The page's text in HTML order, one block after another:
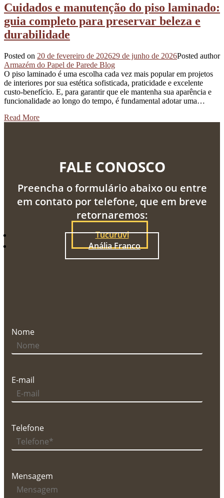
Cuidados e manutenção do piso laminado:
guia completo para preservar beleza e
durabilidade
Posted on 20 de fevereiro de 202629 de junho de 2026Posted author
Armazém do Papel de Parede Blog
O piso laminado é uma escolha cada vez mais popular em projetos
de interiores por sua estética sofisticada, praticidade e excelente
custo-benefício. E, para garantir que ele mantenha sua aparência e
funcionalidade ao longo do tempo, é fundamental adotar uma…
Read More
FALE CONOSCO
Preencha o formulário abaixo ou entre
em contato por telefone, que em breve
retornaremos:
Tucuruvi
Anália Franco
Nome
E-mail
Telefone
Mensagem